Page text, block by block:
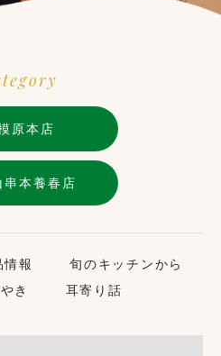
原本店
串本養春店
情報
旬のキッチンから
き
耳寄り話